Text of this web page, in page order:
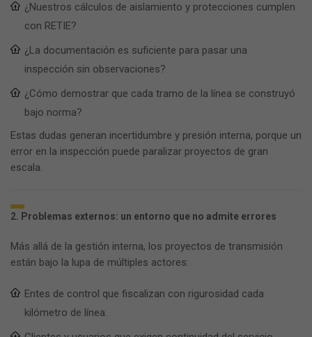
¿Nuestros cálculos de aislamiento y protecciones cumplen
con RETIE?
¿La documentación es suficiente para pasar una
inspección sin observaciones?
¿Cómo demostrar que cada tramo de la línea se construyó
bajo norma?
Estas dudas generan incertidumbre y presión interna, porque un
error en la inspección puede paralizar proyectos de gran
escala.
2. Problemas externos: un entorno que no admite errores
Más allá de la gestión interna, los proyectos de transmisión
están bajo la lupa de múltiples actores:
Entes de control que fiscalizan con rigurosidad cada
kilómetro de línea.